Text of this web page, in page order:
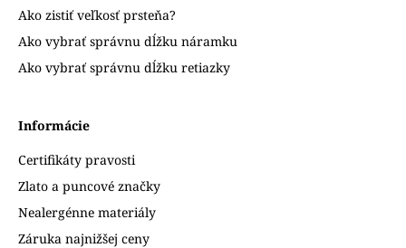
Ako zistiť veľkosť prsteňa?
Ako vybrať správnu dĺžku náramku
Ako vybrať správnu dĺžku retiazky
Informácie
Certifikáty pravosti
Zlato a puncové značky
Nealergénne materiály
Záruka najnižšej ceny